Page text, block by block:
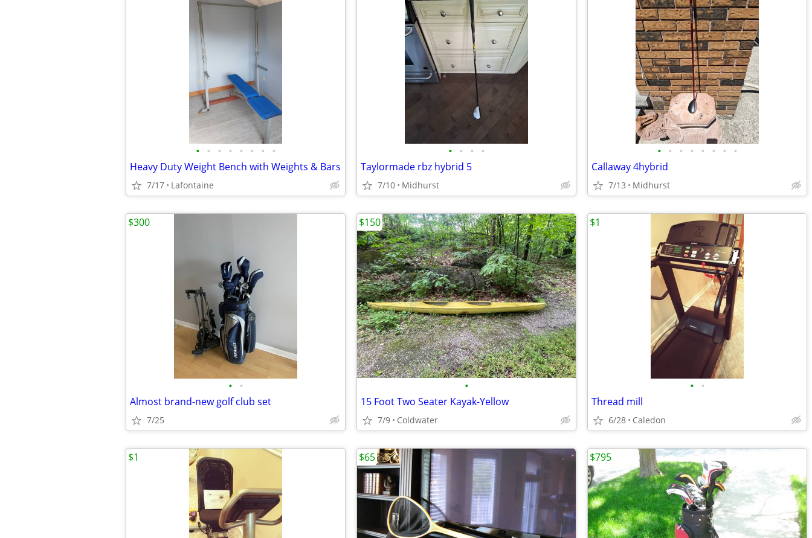
• • • • • • • •
Heavy Duty Weight Bench with Weights & Bars
7/17 Lafontaine
• • • •
Taylormade rbz hybrid 5
7/10 Midhurst
• • • • • • • •
Callaway 4hybrid
7/13 Midhurst
• •
Almost brand-new golf club set
7/25
$300
•
15 Foot Two Seater Kayak-Yellow
7/9 Coldwater
$150
• •
Thread mill
6/28 Caledon
$1
$1 $65 $795